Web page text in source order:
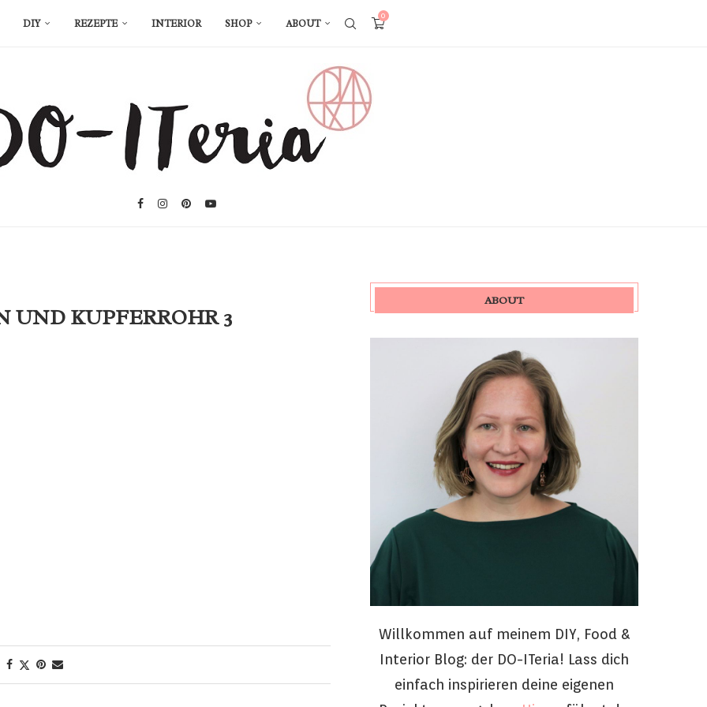
DIY REZEPTE INTERIOR SHOP ABOUT
0
UND KUPFERROHR 3
ABOUT
Willkommen auf meinem DIY, Food &
Interior Blog: der DO-ITeria! Lass dich
einfach inspirieren deine eigenen